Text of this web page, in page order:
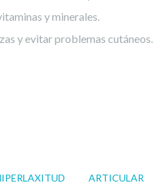
y minerales.
y evitar problemas cutáneos.
ARTICULAR